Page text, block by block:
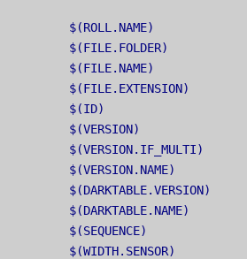
$(ROLL.NAME)
$(FILE.FOLDER)
$(FILE.NAME)
$(FILE.EXTENSION)
$(ID)
$(VERSION)
$(VERSION.IF_MULTI)
$(VERSION.NAME)
$(DARKTABLE.NAME)
$(SEQUENCE)
$(WIDTH.SENSOR)